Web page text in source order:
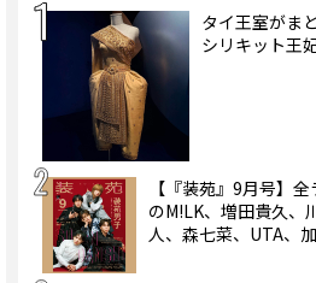
タイ王室がま
シリキット王
【『装苑』9月号】
のM!LK、増田貴久、
人、森七菜、UTA、